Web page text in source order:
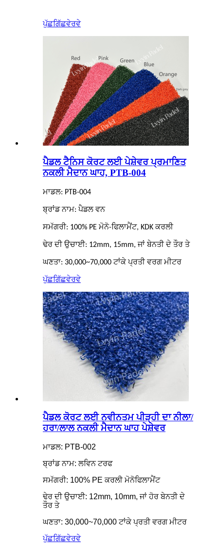
ਪੁੱਛਗਿੱਛਵੇਰਵੇ
ਪੈਡਲ ਟੈਨਿਸ ਕੋਰਟ ਲਈ ਪੇਸ਼ੇਵਰ ਪ੍ਰਮਾਣਿਤ
ਨਕਲੀ ਮੈਦਾਨ ਘਾਹ, PTB-004
ਮਾਡਲ: PTB-004
ਬ੍ਰਾਂਡ ਨਾਮ: ਪੈਡਲ ਵਨ
ਸਮੱਗਰੀ: 100% PE ਮੋਨੋ-ਫਿਲਾਮੈਂਟ, KDK ਕਰਲੀ
ਢੇਰ ਦੀ ਉਚਾਈ: 12mm, 15mm, ਜਾਂ ਬੇਨਤੀ ਦੇ ਤੌਰ ਤੇ
ਘਣਤਾ: 30,000~70,000 ਟਾਂਕੇ ਪ੍ਰਤੀ ਵਰਗ ਮੀਟਰ
ਪੁੱਛਗਿੱਛਵੇਰਵੇ
ਪੈਡਲ ਕੋਰਟ ਲਈ ਨਵੀਨਤਮ ਪੀੜ੍ਹੀ ਦਾ ਨੀਲਾ/
ਹਰਾ/ਲਾਲ ਨਕਲੀ ਮੈਦਾਨ ਘਾਹ ਪੇਸ਼ੇਵਰ
ਮਾਡਲ: PTB-002
ਬ੍ਰਾਂਡ ਨਾਮ: ਲਵਿਨ ਟਰਫ
ਸਮੱਗਰੀ: 100% PE ਕਰਲੀ ਮੋਨੋਫਿਲਾਮੈਂਟ
ਢੇਰ ਦੀ ਉਚਾਈ: 12mm, 10mm, ਜਾਂ ਹੋਰ ਬੇਨਤੀ ਦੇ
ਤੌਰ ਤੇ
ਘਣਤਾ: 30,000~70,000 ਟਾਂਕੇ ਪ੍ਰਤੀ ਵਰਗ ਮੀਟਰ
ਪੁੱਛਗਿੱਛਵੇਰਵੇ